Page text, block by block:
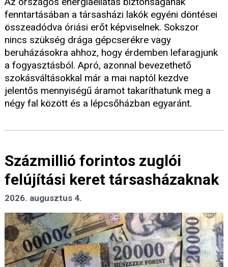
fenntartásában a társasházi lakók egyéni döntései
összeadódva óriási erőt képviselnek. Sokszor
nincs szükség drága gépcserékre vagy
beruházásokra ahhoz, hogy érdemben lefaragjunk
a fogyasztásból. Apró, azonnal bevezethető
szokásváltásokkal már a mai naptól kezdve
jelentős mennyiségű áramot takaríthatunk meg a
négy fal között és a lépcsőházban egyaránt.
Százmillió forintos zuglói
felújítási keret társasházaknak
2026. augusztus 4.